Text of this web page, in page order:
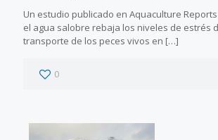
Un estudio publicado en Aquaculture
el agua salobre rebaja los niveles de estrés
transporte de los peces vivos en […]
0